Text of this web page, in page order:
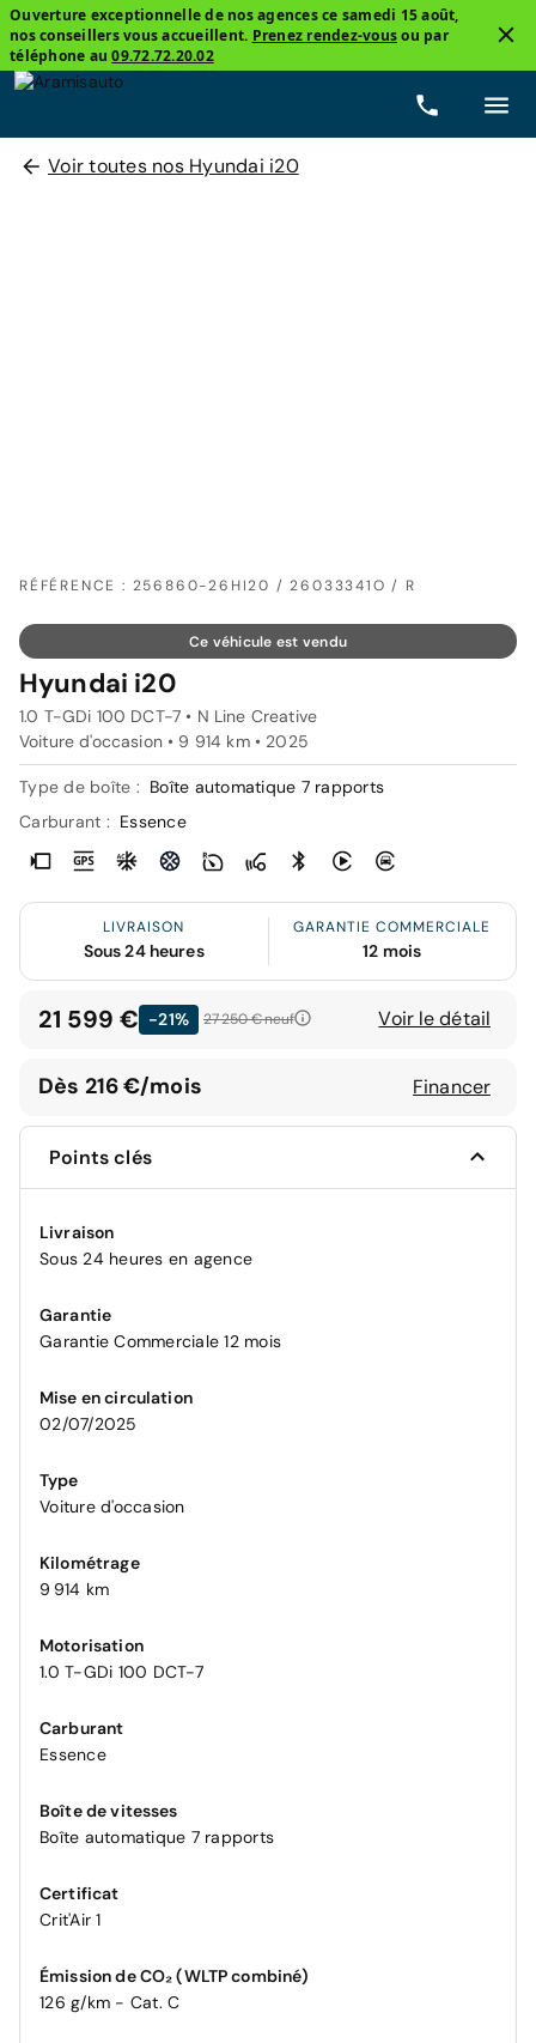
Ouverture exceptionnelle de nos agences ce samedi 15 août,
nos conseillers vous accueillent. Prenez rendez-vousou par
téléphone au09.72.72.20.02
Voir toutes nos Hyundai i20
RÉFÉRENCE : 256860-26HI20 / 26033341O / R
Ce véhicule est vendu
Hyundai i20
1.0 T-GDi 100 DCT-7 • N Line Creative
Voiture d'occasion • 9 914 km • 2025
Type de boîte : Boîte automatique 7 rapports
Carburant : Essence
LIVRAISON
Sous 24 heures
GARANTIE COMMERCIALE
12 mois
21 599 € -21% 27 250 €neuf Voir le détail
Dès 216 €/mois Financer
Points clés
Livraison
Sous 24 heures en agence
Garantie
Garantie Commerciale 12 mois
Mise en circulation
02/07/2025
Type
Voiture d'occasion
Kilométrage
9 914 km
Motorisation
1.0 T-GDi 100 DCT-7
Carburant
Essence
Boîte de vitesses
Boîte automatique 7 rapports
Certificat
Crit'Air 1
Émission de CO₂ (WLTP combiné)
126 g/km - Cat. C